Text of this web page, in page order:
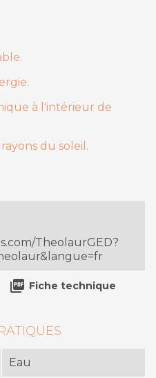
à l'intérieur de
du soleil.
TheolaurGED?
 Fiche technique
Eau